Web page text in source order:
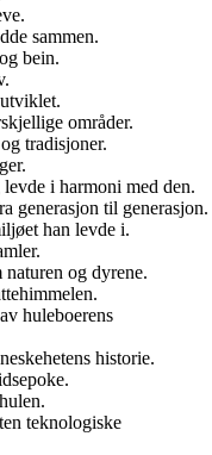
sammen.
bein.
områder.
tradisjoner.
i harmoni med den.
generasjon til generasjon.
han levde i.
og dyrene.
huleboerens
historie.
teknologiske